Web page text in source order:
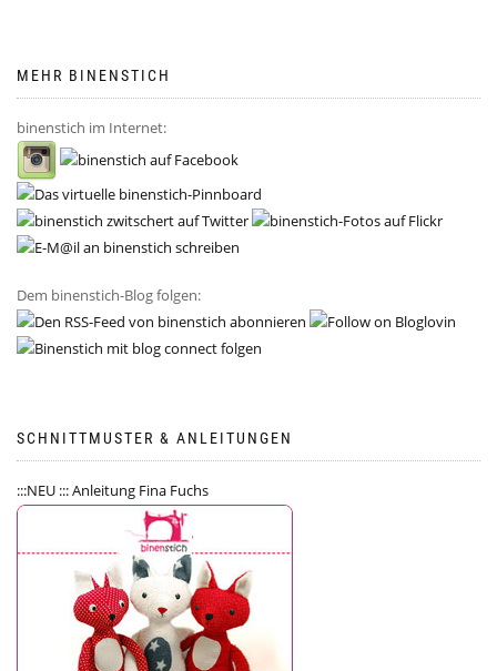
MEHR BINENSTICH
binenstich im Internet:
Dem binenstich-Blog folgen:
SCHNITTMUSTER & ANLEITUNGEN
:::NEU ::: Anleitung Fina Fuchs